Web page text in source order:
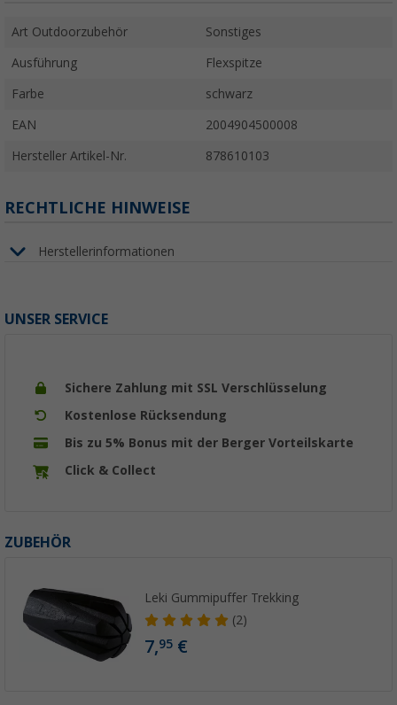
Art Outdoorzubehör Sonstiges
Ausführung Flexspitze
Farbe schwarz
EAN 2004904500008
Hersteller Artikel-Nr. 878610103
RECHTLICHE HINWEISE
Herstellerinformationen
UNSER SERVICE
Sichere Zahlung mit SSL Verschlüsselung
Kostenlose Rücksendung
Bis zu 5% Bonus mit der Berger Vorteilskarte
Click & Collect
ZUBEHÖR
Leki Gummipuffer Trekking
(2)
7,95 €